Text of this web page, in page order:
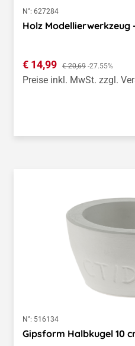
N°: 627284
Holz Modellierwerkzeug
Verkaufspreis:
€ 14,99 Regulärer Preis:
€ 20,69 -27.55%
Preise inkl. MwSt. zzgl.
N°: 516134
Gipsform Halbkugel 10